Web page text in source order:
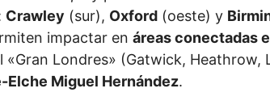
Crawley (sur), Oxford (oeste) y
impactar en áreas conectadas
«Gran Londres» (Gatwick,
Miguel Hernández.